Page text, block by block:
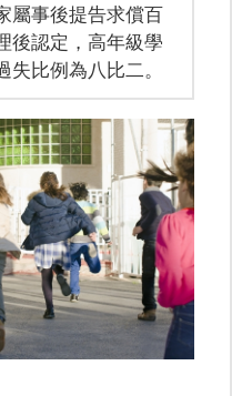
屬事後提告求償百
後認定，高年級學
比例為八比二。